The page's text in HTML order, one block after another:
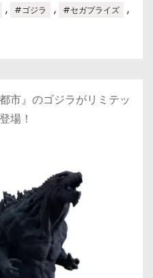
, #ゴジラ , #セガプライズ ,
市』のゴジラがリミテッ
場！